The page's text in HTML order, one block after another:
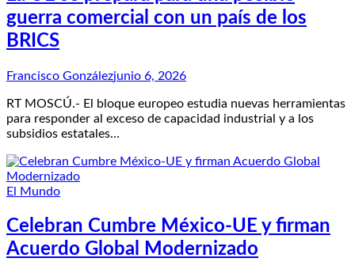
guerra comercial con un país de los
BRICS
Francisco Gonzálezjunio 6, 2026
RT MOSCÚ.- El bloque europeo estudia nuevas herramientas
para responder al exceso de capacidad industrial y a los
subsidios estatales…
El Mundo
Celebran Cumbre México-UE y firman
Acuerdo Global Modernizado